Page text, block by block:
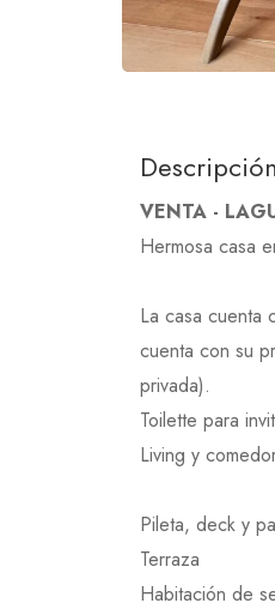
Descripción
VENTA -
Hermosa casa
La casa cuenta
cuenta con su
privada).
Toilette para
Living y
Pileta, deck y
Terraza
Habitación de